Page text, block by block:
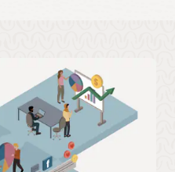
鏈網路中提供智慧型行動建
需求、供應和市場情況。